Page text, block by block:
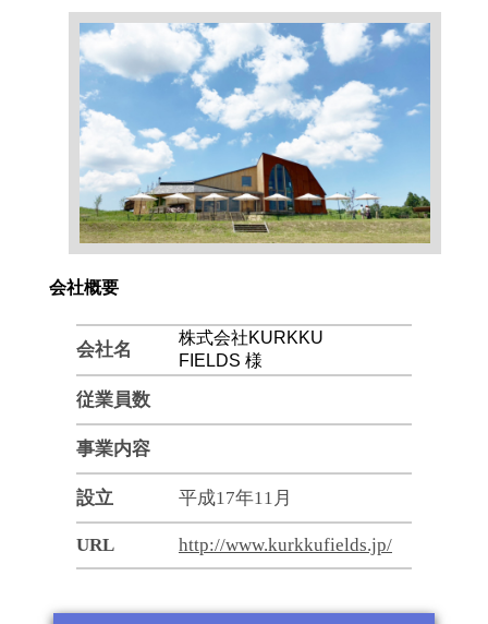
会社概要
会社名
株式会社KURKKU
FIELDS 様
従業員数
事業内容
設立 平成17年11月
URL http://www.kurkkufields.jp/